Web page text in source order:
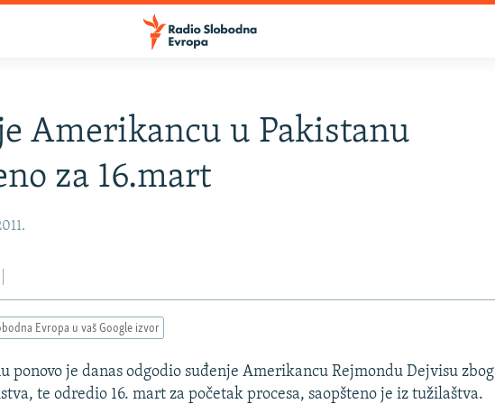
Amerikancu u Pakistanu
za 16.mart
Evropa u vaš Google izvor
ponovo je danas odgodio suđenje Amerikancu Rejmondu Dejvisu zbog
te odredio 16. mart za početak procesa, saopšteno je iz tužilaštva.